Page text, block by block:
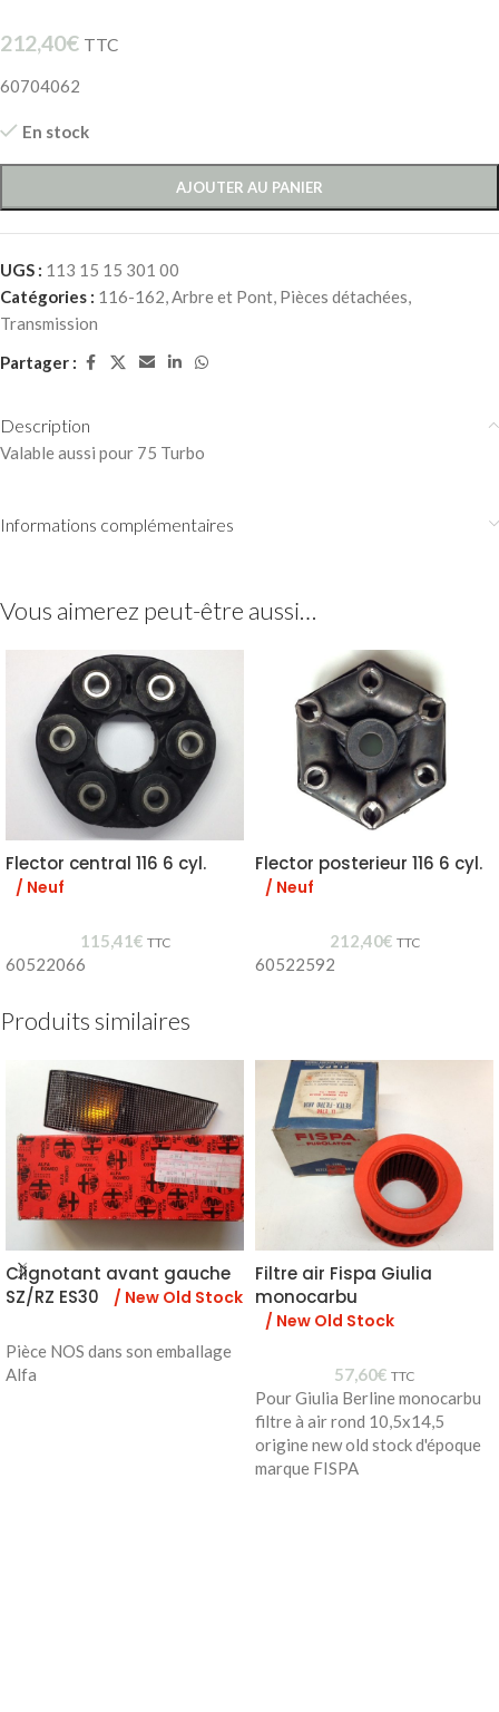
212,40€ TTC
60704062
En stock
AJOUTER AU PANIER
UGS : 113 15 15 301 00
Catégories : 116-162,Arbre et Pont, Pièces détachées,
Transmission
Partager :
Description
Valable aussi pour 75 Turbo
Informations complémentaires
Vous aimerez peut-être aussi…
Flector central 116 6 cyl.
/ Neuf
115,41€ TTC
60522066
Flector posterieur 116 6 cyl.
/ Neuf
212,40€ TTC
60522592
Produits similaires
Clignotant avant gauche
SZ/RZ ES30
/ New Old Stock
Pièce NOS dans son emballage
Alfa
Filtre air Fispa Giulia
monocarbu
/ New Old Stock
57,60€ TTC
Pour Giulia Berline monocarbu
filtre à air rond 10,5x14,5
origine new old stock d'époque
marque FISPA